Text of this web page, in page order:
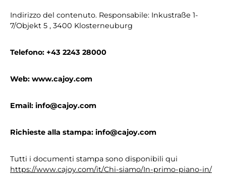
Indirizzo del contenuto. Responsabile: Inkustraße 1-
7/Objekt 5 , 3400 Klosterneuburg
Telefono: +43 2243 28000
Web: www.cajoy.com
Email: info@cajoy.com
Richieste alla stampa: info@cajoy.com
Tutti i documenti stampa sono disponibili qui
https://www.cajoy.com/it/Chi-siamo/In-primo-piano-in/